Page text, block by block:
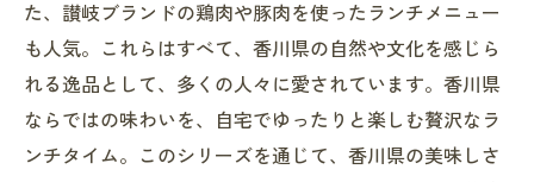
た、讃岐ブランドの鶏肉や豚肉を使ったランチメニュー
も人気。これらはすべて、香川県の自然や文化を感じら
れる逸品として、多くの人々に愛されています。香川県
ならではの味わいを、自宅でゆったりと楽しむ贅沢なラ
ンチタイム。このシリーズを通じて、香川県の美味しさ